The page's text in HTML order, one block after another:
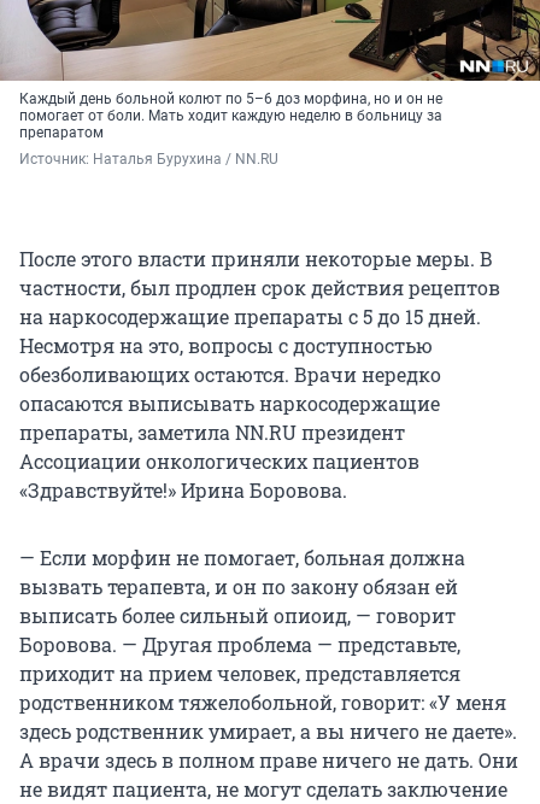
Каждый день больной колют по 5–6 доз морфина, но и он не
помогает от боли. Мать ходит каждую неделю в больницу за
препаратом
Источник: Наталья Бурухина / NN.RU
После этого власти приняли некоторые меры. В
частности, был продлен срок действия рецептов
на наркосодержащие препараты с 5 до 15 дней.
Несмотря на это, вопросы с доступностью
обезболивающих остаются. Врачи нередко
опасаются выписывать наркосодержащие
препараты, заметила NN.RU президент
Ассоциации онкологических пациентов
«Здравствуйте!» Ирина Боровова.
— Если морфин не помогает, больная должна
вызвать терапевта, и он по закону обязан ей
выписать более сильный опиоид, — говорит
Боровова. — Другая проблема — представьте,
приходит на прием человек, представляется
родственником тяжелобольной, говорит: «У меня
здесь родственник умирает, а вы ничего не даете».
А врачи здесь в полном праве ничего не дать. Они
не видят пациента, не могут сделать заключение